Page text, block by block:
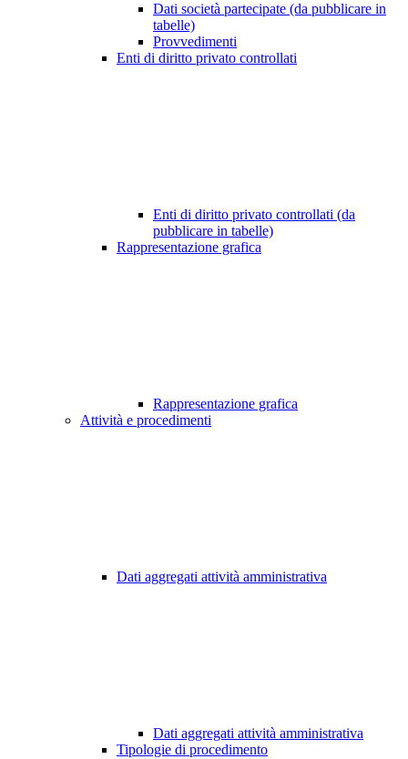
Dati società partecipate (da pubblicare in
tabelle)
Provvedimenti
Enti di diritto privato controllati
Enti di diritto privato controllati (da
pubblicare in tabelle)
Rappresentazione grafica
Rappresentazione grafica
Attività e procedimenti
Dati aggregati attività amministrativa
Dati aggregati attività amministrativa
Tipologie di procedimento